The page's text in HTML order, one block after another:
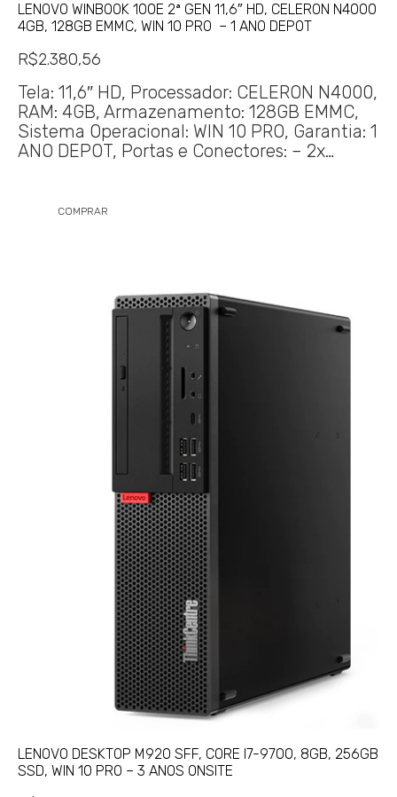
LENOVO WINBOOK 100E 2ª GEN 11,6″ HD, CELERON N4000
4GB, 128GB EMMC, WIN 10 PRO – 1 ANO DEPOT
R$2.380,56
Tela: 11,6″ HD, Processador: CELERON N4000,
RAM: 4GB, Armazenamento: 128GB EMMC,
Sistema Operacional: WIN 10 PRO, Garantia: 1
ANO DEPOT, Portas e Conectores: – 2x…
COMPRAR
LENOVO DESKTOP M920 SFF, CORE I7-9700, 8GB, 256GB
SSD, WIN 10 PRO – 3 ANOS ONSITE